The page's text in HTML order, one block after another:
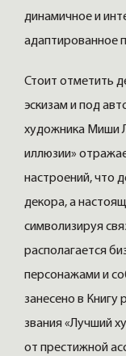
динамичное и
адаптированное
Стоит отметить
эскизам и под
художника Миши
иллюзии»
настроений, что
декора, а
символизируя
располагается
персонажами и
занесено в Книгу
звания «Лучший
от престижной